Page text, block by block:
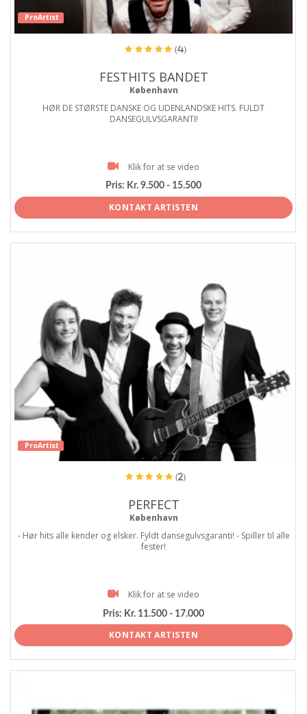
ProArtist
(4)
FESTHITS BANDET
København
HØR DE STØRSTE DANSKE OG UDENLANDSKE HITS. FULDT
DANSEGULVSGARANTI!
Klik for at se video
Pris: Kr. 9.500 - 15.500
KONTAKT ARTISTEN
ProArtist
(2)
PERFECT
København
- Hør hits alle kender og elsker. Fyldt dansegulvsgaranti! - Spiller til alle
fester!
Klik for at se video
Pris: Kr. 11.500 - 17.000
KONTAKT ARTISTEN